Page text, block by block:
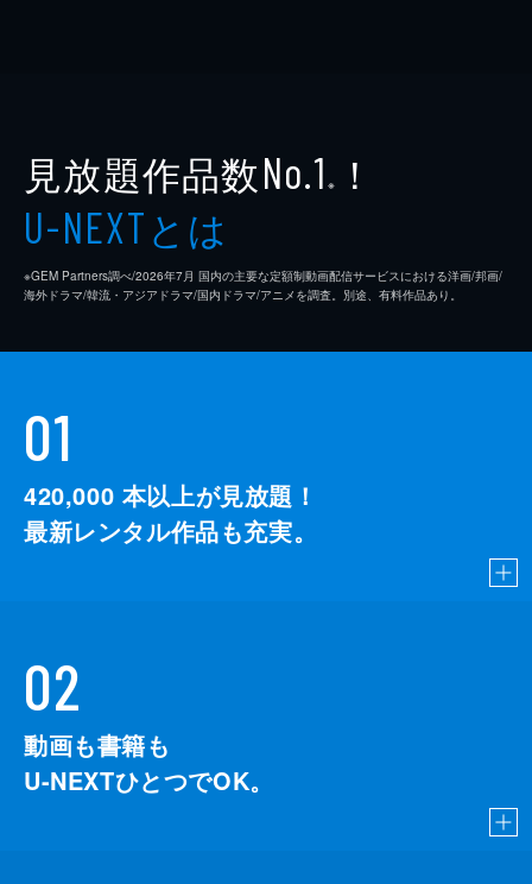
見放題作品数No.1 ※ ！
U-NEXTとは
※GEM Partners調べ/2026年7⽉ 国内の主要な定額制動画配信サービスにおける洋画/邦画/
海外ドラマ/韓流・アジアドラマ/国内ドラマ/アニメを調査。別途、有料作品あり。
01
420,000 本以上が見放題！
最新レンタル作品も充実。
02
動画も書籍も
U-NEXTひとつでOK。